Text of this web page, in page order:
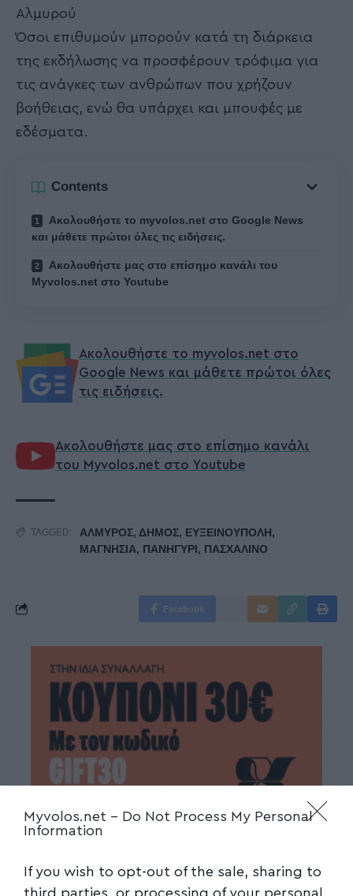
Myvolos.net - Do Not Process My Personal
Information
If you wish to opt-out of the sale, sharing to
third parties, or processing of your personal
Αλμυρού
Όσοι επιθυμούν μπορούν κατά τη διάρκεια
της εκδήλωσης να προσφέρουν τρόφιμα για
τις ανάγκες των ανθρώπων που χρήζουν
βοήθειας, ενώ θα υπάρχει και μπουφές με
εδέσματα.
Contents
Ακολουθήστε το myvolos.net στο Google News
και μάθετε πρώτοι όλες τις ειδήσεις.
Ακολουθήστε μας στο επίσημο κανάλι του
Myvolos.net στο Youtube
Ακολουθήστε το myvolos.net στο
Google News και μάθετε πρώτοι όλες
τις ειδήσεις.
Ακολουθήστε μας στο επίσημο κανάλι
του Myvolos.net στο Youtube
TAGGED: ΑΛΜΥΡΟΣ, ΔΗΜΟΣ, ΕΥΞΕΙΝΟΥΠΟΛΗ,
ΜΑΓΝΗΣΙΑ, ΠΑΝΗΓΥΡΙ, ΠΑΣΧΑΛΙΝΟ
Facebook